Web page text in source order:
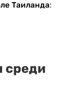
Таиланда:
среди